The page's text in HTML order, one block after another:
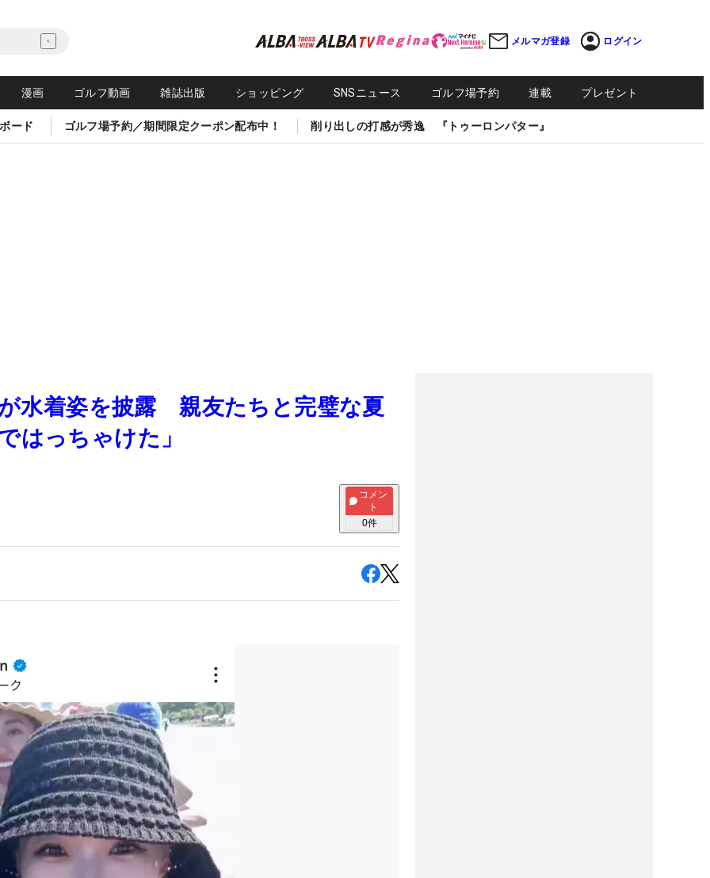
メルマガ登録 ログイン
漫画 ゴルフ動画 雑誌出版 ショッピング SNSニュース ゴルフ場予約 連載 プレゼント
ード ゴルフ場予約／期間限定クーポン配布中！ 削り出しの打感が秀逸 『トゥーロンパター』
水着姿を披露 親友たちと完璧な夏
はっちゃけた」
コメン
ト
0件